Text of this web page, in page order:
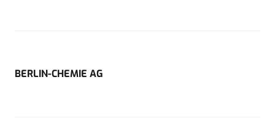
BERLIN-CHEMIE AG